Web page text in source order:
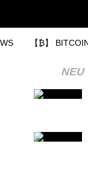
【₿】
NEU